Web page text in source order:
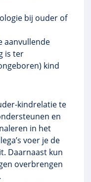
bij ouder of
aanvullende
is ter
kind
kindrelatie te
en
in het
voer je de
Daarnaast kun
overbrengen